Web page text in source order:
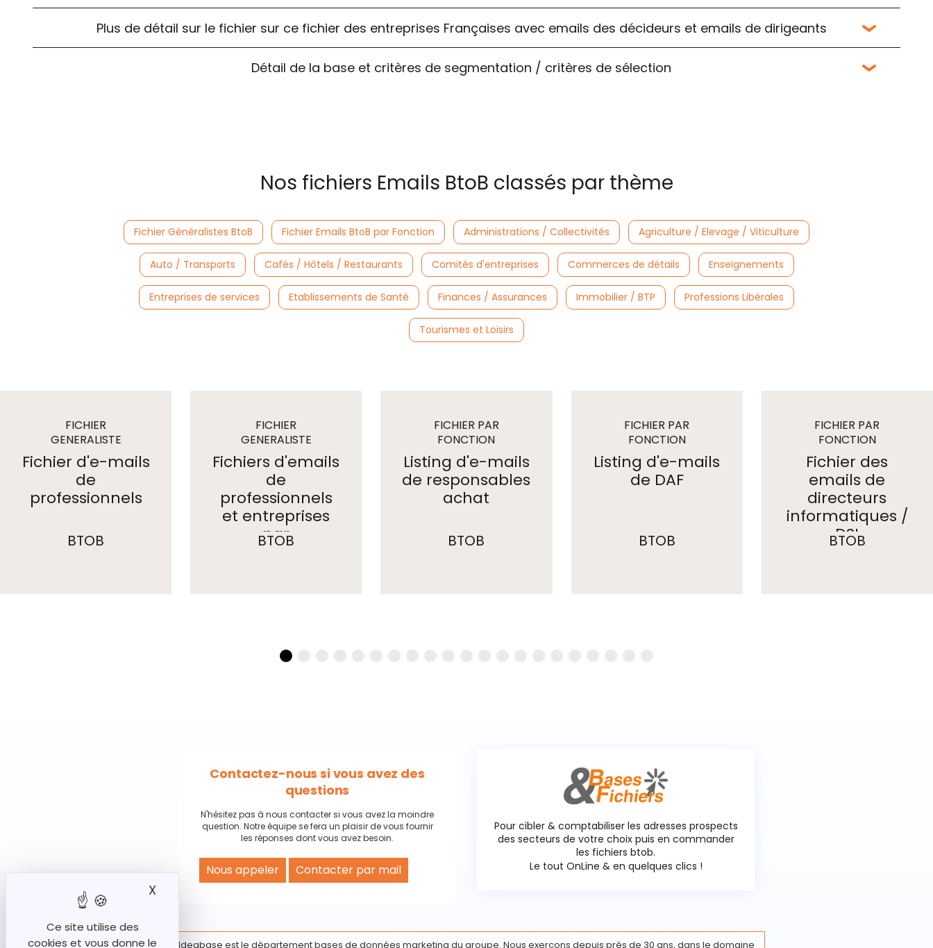
Plus de détail sur le fichier sur ce fichier des entreprises Françaises avec emails des décideurs et emails de dirigeants
Détail de la base et critères de segmentation / critères de sélection
Nos fichiers Emails BtoB classés par thème
Fichier Généralistes BtoB Fichier Emails BtoB par Fonction Administrations / Collectivités Agriculture / Elevage / Viticulture
Auto / Transports Cafés / Hôtels / Restaurants Comités d'entreprises Commerces de détails Enseignements
Entreprises de services Etablissements de Santé Finances / Assurances Immobilier / BTP Professions Libérales
Tourismes et Loisirs
FICHIER
GENERALISTE
emails
Fichier d'e-mails
de
professionnels
BTOB
FICHIER
GENERALISTE
emails
Fichiers d'emails
de
professionnels
et entreprises
par
département
BTOB
FICHIER PAR
FONCTION
emails
Listing d'e-mails
de responsables
achat
BTOB
FICHIER PAR
FONCTION
emails
Listing d'e-mails
de DAF
BTOB
FICHIER PAR
FONCTION
emails
Fichier des
emails de
directeurs
informatiques /
DSI
BTOB
Contactez-nous si vous avez des
questions
N'hésitez pas à nous contacter si vous avez la moindre
question. Notre équipe se fera un plaisir de vous fournir
les réponses dont vous avez besoin.
Nous appeler Contacter par mail
Pour cibler & comptabiliser les adresses prospects
des secteurs de votre choix puis en commander
les fichiers btob.
Le tout OnLine & en quelques clics !
Ideabase est le département bases de données marketing du groupe. Nous exerçons depuis près de 30 ans, dans le domaine
Ce site utilise des
cookies et vous donne le
X